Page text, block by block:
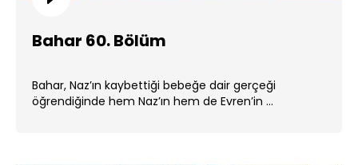
Bahar 60. Bölüm
Bahar, Naz’ın kaybettiği bebeğe dair gerçeği
öğrendiğinde hem Naz’ın hem de Evren’in ...